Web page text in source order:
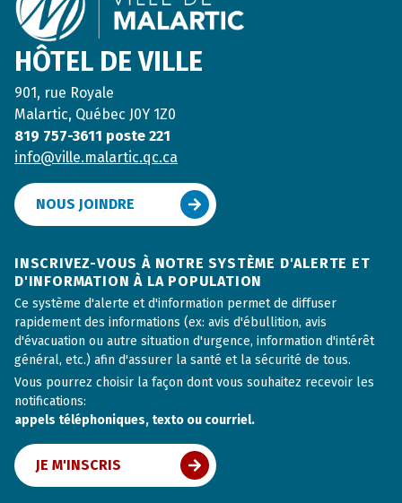
HÔTEL DE VILLE
901, rue Royale
Malartic, Québec J0Y 1Z0
819 757-3611 poste 221
info@ville.malartic.qc.ca
NOUS JOINDRE
INSCRIVEZ-VOUS À NOTRE SYSTÈME D'ALERTE ET
D'INFORMATION À LA POPULATION
Ce système d'alerte et d'information permet de diffuser
rapidement des informations (ex: avis d'ébullition, avis
d'évacuation ou autre situation d'urgence, information d'intérêt
général, etc.) afin d'assurer la santé et la sécurité de tous.
Vous pourrez choisir la façon dont vous souhaitez recevoir les
notifications:
appels téléphoniques, texto ou courriel.
JE M'INSCRIS